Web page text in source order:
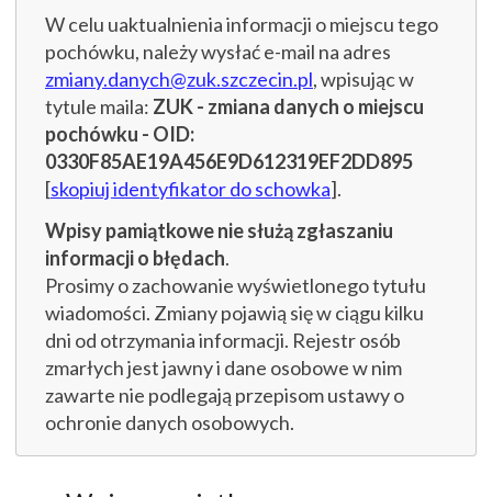
W celu uaktualnienia informacji o miejscu tego
pochówku, należy wysłać e-mail na adres
zmiany.danych@zuk.szczecin.pl, wpisując w
tytule maila: ZUK - zmiana danych o miejscu
pochówku - OID:
0330F85AE19A456E9D612319EF2DD895
[skopiuj identyfikator do schowka].
Wpisy pamiątkowe nie służą zgłaszaniu
informacji o błędach.
Prosimy o zachowanie wyświetlonego tytułu
wiadomości. Zmiany pojawią się w ciągu kilku
dni od otrzymania informacji. Rejestr osób
zmarłych jest jawny i dane osobowe w nim
zawarte nie podlegają przepisom ustawy o
ochronie danych osobowych.